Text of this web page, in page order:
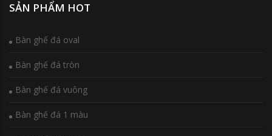
SẢN PHẨM HOT
Bàn ghế đá oval
Bàn ghế đá tròn
Bàn ghế đá vuông
Bàn ghế đá 1 màu